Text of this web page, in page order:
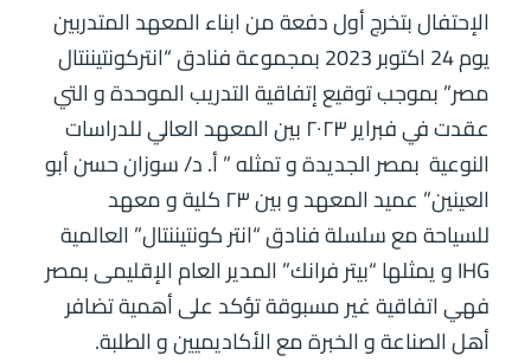
الإحتفال بتخرج أول دفعة من ابناء المعهد المتدربين
يوم 24 اكتوبر 2023 بمجموعة فنادق “انتركونتيننتال
مصر” بموجب توقيع إتفاقية التدريب الموحدة و التي
عقدت في فبراير ٢٠٢٣ بين المعهد العالي للدراسات
النوعية بمصر الجديدة و تمثله ” أ. د/ سوزان حسن أبو
العينين” عميد المعهد و بين ٢٣ كلية و معهد
للسياحة مع سلسلة فنادق “انتر كونتيننتال” العالمية
IHG و يمثلها “بيتر فرانك” المدير العام الإقليمى بمصر
فهي اتفاقية غير مسبوقة تؤكد على أهمية تضافر
أهل الصناعة و الخبرة مع الأكاديميين و الطلبة.